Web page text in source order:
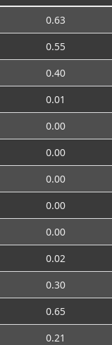
0.63
0.55
0.40
0.01
0.00
0.00
0.00
0.00
0.00
0.02
0.30
0.65
0.21